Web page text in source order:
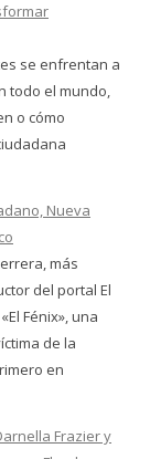
se enfrentan a
todo el mundo,
o cómo
Nueva
más
del portal El
Fénix», una
de la
en
Frazier y